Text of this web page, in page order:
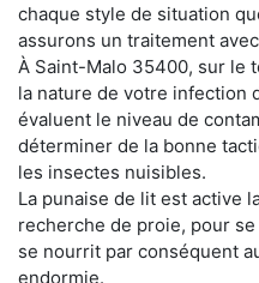
chaque style de situation
assurons un traitement
À Saint-Malo 35400, sur le
la nature de votre infection
évaluent le niveau de
déterminer de la bonne
les insectes nuisibles.
La punaise de lit est active
recherche de proie, pour
se nourrit par conséquent
endormie.